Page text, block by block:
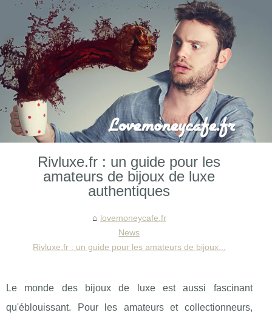
Rivluxe.fr : un guide pour les
amateurs de bijoux de luxe
authentiques
lovemoneycafe.fr
News
Rivluxe.fr : un guide pour les amateurs de bijoux...
Le monde des bijoux de luxe est aussi fascinant
qu'éblouissant. Pour les amateurs et collectionneurs,